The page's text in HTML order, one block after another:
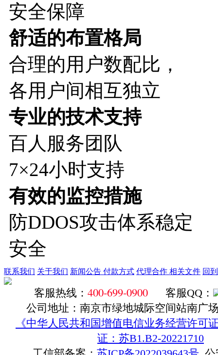
安全保障
舒适的布置格局
合理的用户数配比，
各用户间相互独立
专业的技术支持
百人服务团队
7×24小时支持
有效的监控措施
防DDOS攻击体系稳定
安全
联系我们 关于我们 新闻公告 付款方式 代理合作 相关文件 回
客服热线： 400-699-0900客服QQ：
公司地址：南京市绿地城际空间站南广
《中华人民共和国增值电信业务经营许可
证：苏B1.B2-20221710